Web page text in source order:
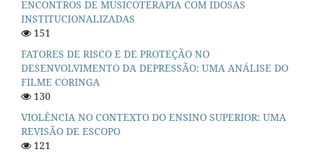
ENCONTROS DE MUSICOTERAPIA COM IDOSAS
INSTITUCIONALIZADAS
151
FATORES DE RISCO E DE PROTEÇÃO NO
DESENVOLVIMENTO DA DEPRESSÃO: UMA ANÁLISE DO
FILME CORINGA
130
VIOLÊNCIA NO CONTEXTO DO ENSINO SUPERIOR: UMA
REVISÃO DE ESCOPO
121